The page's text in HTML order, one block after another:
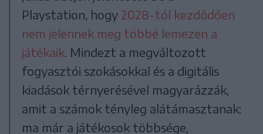
Playstation, hogy 2028-tól kezdődően
nem jelennek meg többé lemezen a
játékaik. Mindezt a megváltozott
fogyasztói szokásokkal és a digitális
kiadások térnyerésével magyarázzák,
amit a számok tényleg alátámasztanak:
ma már a játékosok többsége,